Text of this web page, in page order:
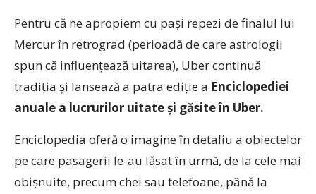
Pentru că ne apropiem cu pași repezi de finalul lui
Mercur în retrograd (perioadă de care astrologii
spun că influențează uitarea), Uber continuă
tradiția și lansează a patra ediție a Enciclopediei
anuale a lucrurilor uitate și găsite în Uber.
Enciclopedia oferă o imagine în detaliu a obiectelor
pe care pasagerii le-au lăsat în urmă, de la cele mai
obișnuite, precum chei sau telefoane, până la